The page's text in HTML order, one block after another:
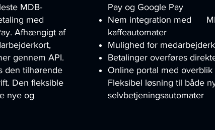
MDB-
med
Afhængigt af
gennem API.
den tilhørende
Den fleksible
nye og
Pay og Google Pay
Nem integration med
kaffeautomater
Mulighed for
Betalinger overføres
Online portal med
Fleksibel løsning til både
selvbetjeningsautomater